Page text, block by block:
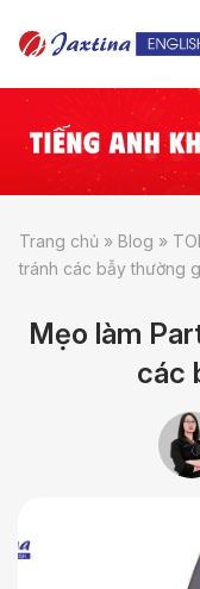
Trang chủ » Blog »
tránh các bẫy thường
Mẹo làm
các